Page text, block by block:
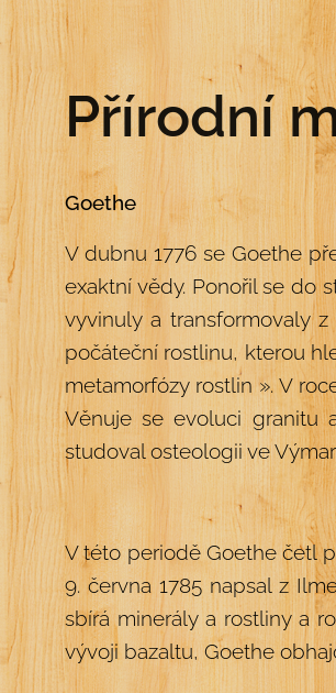
Přírodní
Goethe
V dubnu 1776 se Goethe
exaktní vědy. Ponořil se do
vyvinuly a transformovaly
počáteční rostlinu, kterou
metamorfózy rostlin ». V
Věnuje se evoluci granitu
studoval osteologii ve
V této periodě Goethe četl
9. června 1785 napsal z
sbírá minerály a rostliny a
vývoji bazaltu, Goethe